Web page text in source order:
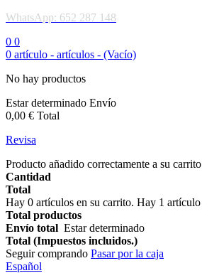
WhatsApp: 652 287 148
0 0
0 artículo - artículos - (Vacío)
No hay productos
Estar determinado Envío
0,00 € Total
Revisa
Producto añadido correctamente a su
Cantidad
Total
Hay 0 artículos en su carrito. Hay 1 artículo
Total productos
Envío total Estar determinado
Total (Impuestos incluidos.)
Seguir comprando Pasar por la caja
Español